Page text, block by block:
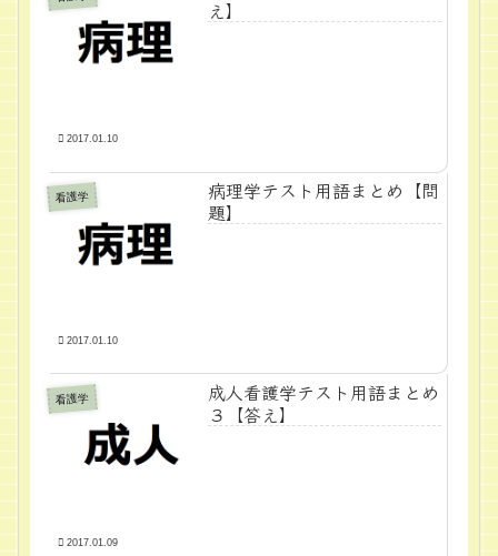
え】
2017.01.10
看護学
病理学テスト用語まとめ【問
題】
2017.01.10
看護学
成人看護学テスト用語まとめ
３【答え】
2017.01.09